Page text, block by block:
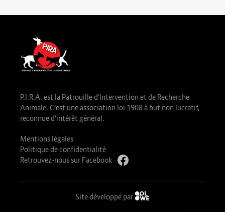
P.I.R.A. est la Patrouille d’Intervention et de Recherche
Animale. C’est une association loi 1908 à but non lucratif,
reconnue d’intérêt général.
Mentions légales
Politique de confidentialité
Retrouvez-nous sur Facebook
Site développé par